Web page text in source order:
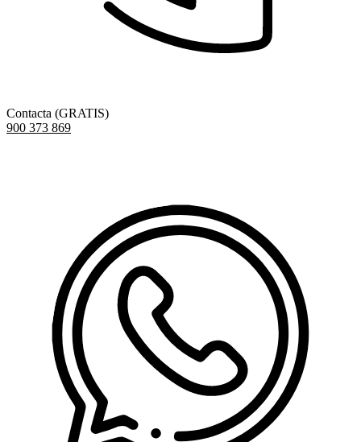
Contacta (GRATIS)
900 373 869